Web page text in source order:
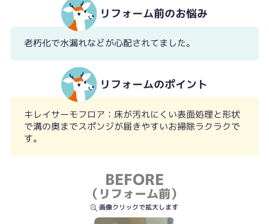
リフォーム前のお悩み
老朽化で水漏れなどが心配されてました。
リフォームのポイント
キレイサーモフロア：床が汚れにくい表面処理と形状
で溝の奥までスポンジが届きやすいお掃除ラクラクで
す。
BEFORE
（リフォーム前）
画像クリックで拡大します